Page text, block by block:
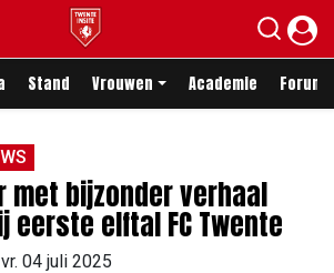
Stand Vrouwen Academie Forum
met bijzonder verhaal
eerste elftal FC Twente
vr. 04 juli 2025